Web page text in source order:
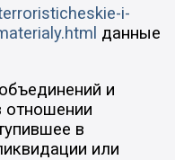
i-
данные
и
отношении
в
или